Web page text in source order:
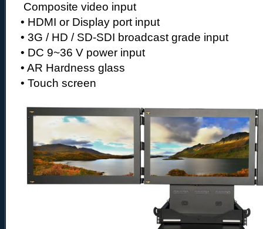
Composite video input
• HDMI or Display port input
• 3G / HD / SD-SDI broadcast grade input
• DC 9~36 V power input
• AR Hardness glass
• Touch screen